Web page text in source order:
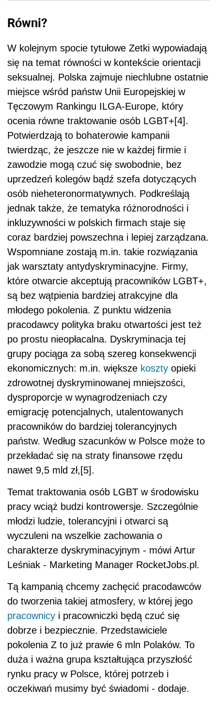
Równi?
W kolejnym spocie tytułowe Zetki wypowiadają
się na temat równości w kontekście orientacji
seksualnej. Polska zajmuje niechlubne ostatnie
miejsce wśród państw Unii Europejskiej w
Tęczowym Rankingu ILGA-Europe, który
ocenia równe traktowanie osób LGBT+[4].
Potwierdzają to bohaterowie kampanii
twierdząc, że jeszcze nie w każdej firmie i
zawodzie mogą czuć się swobodnie, bez
uprzedzeń kolegów bądź szefa dotyczących
osób nieheteronormatywnych. Podkreślają
jednak także, że tematyka różnorodności i
inkluzywności w polskich firmach staje się
coraz bardziej powszechna i lepiej zarządzana.
Wspomniane zostają m.in. takie rozwiązania
jak warsztaty antydyskryminacyjne. Firmy,
które otwarcie akceptują pracowników LGBT+,
są bez wątpienia bardziej atrakcyjne dla
młodego pokolenia. Z punktu widzenia
pracodawcy polityka braku otwartości jest też
po prostu nieopłacalna. Dyskryminacja tej
grupy pociąga za sobą szereg konsekwencji
ekonomicznych: m.in. większe koszty opieki
zdrowotnej dyskryminowanej mniejszości,
dysproporcje w wynagrodzeniach czy
emigrację potencjalnych, utalentowanych
pracowników do bardziej tolerancyjnych
państw. Według szacunków w Polsce może to
przekładać się na straty finansowe rzędu
nawet 9,5 mld zł,[5]. ​​
Temat traktowania osób LGBT w środowisku
pracy wciąż budzi kontrowersje. Szczególnie
młodzi ludzie, tolerancyjni i otwarci są
wyczuleni na wszelkie zachowania o
charakterze dyskryminacyjnym - mówi Artur
Leśniak - Marketing Manager RocketJobs.pl.
Tą kampanią chcemy zachęcić pracodawców
do tworzenia takiej atmosfery, w której jego
pracownicy i pracowniczki będą czuć się
dobrze i bezpiecznie. Przedstawiciele
pokolenia Z to już prawie 6 mln Polaków. To
duża i ważna grupa kształtująca przyszłość
rynku pracy w Polsce, której potrzeb i
oczekiwań musimy być świadomi - dodaje.